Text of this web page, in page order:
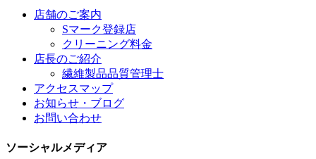
店舗のご案内
Sマーク登録店
クリーニング料金
店長のご紹介
繊維製品品質管理士
アクセスマップ
お知らせ・ブログ
お問い合わせ
ソーシャルメディア